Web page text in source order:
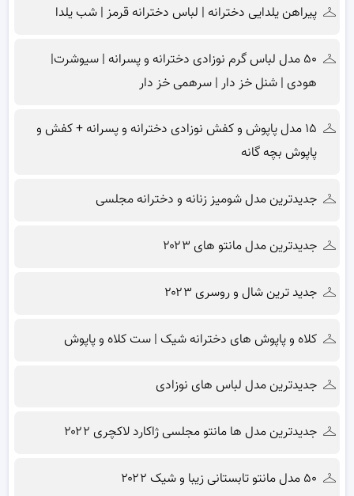
پیراهن یلدایی دخترانه | لباس دخترانه قرمز | شب یلدا
۵۰ مدل لباس گرم نوزادی دخترانه و پسرانه | سیوشرت|
هودی | شنل خز دار | سرهمی خز دار
۱۵ مدل پاپوش و کفش نوزادی دخترانه و پسرانه + کفش و
پاپوش بچه گانه
جدیدترین مدل شومیز زنانه و دخترانه مجلسی
جدیدترین مدل مانتو های ۲۰۲۳
جدید ترین شال و روسری ۲۰۲۳
کلاه و پاپوش های دخترانه شیک | ست کلاه و پاپوش
جدیدترین مدل لباس های نوزادی
جدیدترین مدل ها مانتو مجلسی ژاکارد لاکچری ۲۰۲۲
۵۰ مدل مانتو تابستانی زیبا و شیک ۲۰۲۲